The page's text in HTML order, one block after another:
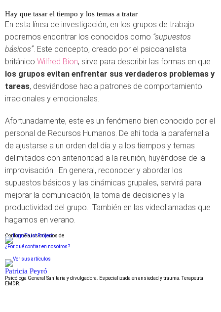
Hay que tasar el tiempo y los temas a tratar
En esta línea de investigación, en los grupos de trabajo
podremos encontrar los conocidos como “supuestos
básicos”. Este concepto, creado por el psicoanalista
británico Wilfred Bion, sirve para describir las formas en que
los grupos evitan enfrentar sus verdaderos problemas y
tareas, desviándose hacia patrones de comportamiento
irracionales y emocionales.
Afortunadamente, este es un fenómeno bien conocido por el
personal de Recursos Humanos. De ahí toda la parafernalia
de ajustarse a un orden del día y a los tiempos y temas
delimitados con anterioridad a la reunión, huyéndose de la
improvisación. En general, reconocer y abordar los
supuestos básicos y las dinámicas grupales, servirá para
mejorar la comunicación, la toma de decisiones y la
productividad del grupo. También en las videollamadas que
hagamos en verano.
Conforme a los criterios de
¿Por qué confiar en nosotros?
Patricia Peyró
Psicóloga General Sanitaria y divulgadora. Especializada en ansiedad y trauma. Terapeuta
EMDR.